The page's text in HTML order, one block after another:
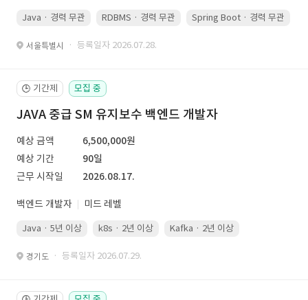
Java · 경력 무관 RDBMS · 경력 무관 Spring Boot · 경력 무관
서울특별시 · 등록일자 2026.07.28.
🕒 기간제 모집 중
JAVA 중급 SM 유지보수 백엔드 개발자
예상 금액
6,500,000원
예상 기간
90일
근무 시작일
2026.08.17.
백엔드 개발자 미드 레벨
Java · 5년 이상 k8s · 2년 이상 Kafka · 2년 이상
경기도 · 등록일자 2026.07.29.